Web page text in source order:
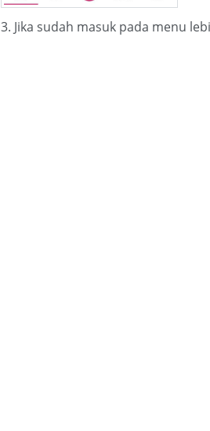
3. Jika sudah masuk pada menu